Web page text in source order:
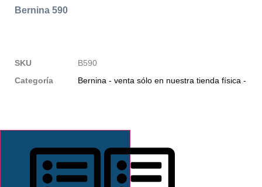
Bernina 590
SKU
B590
Categoría
Bernina - venta sólo en nuestra tienda física -